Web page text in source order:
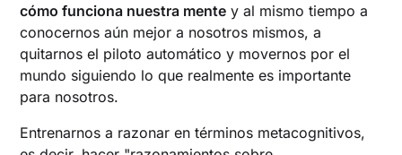
cómo funciona nuestra mente y al mismo tiempo a
conocernos aún mejor a nosotros mismos, a
quitarnos el piloto automático y movernos por el
mundo siguiendo lo que realmente es importante
para nosotros.
Entrenarnos a razonar en términos metacognitivos,